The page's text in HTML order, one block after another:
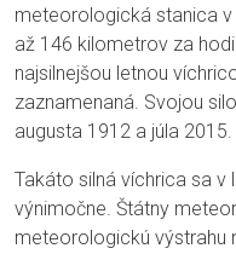
meteorologická stanica v
až 146 kilometrov za
najsilnejšou letnou
zaznamenaná. Svojou
augusta 1912 a júla 2015.
Takáto silná víchrica sa v
výnimočne. Štátny
meteorologickú výstrahu